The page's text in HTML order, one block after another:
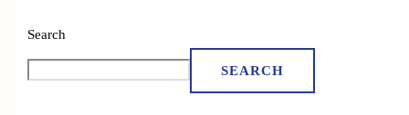
Search
SEARCH